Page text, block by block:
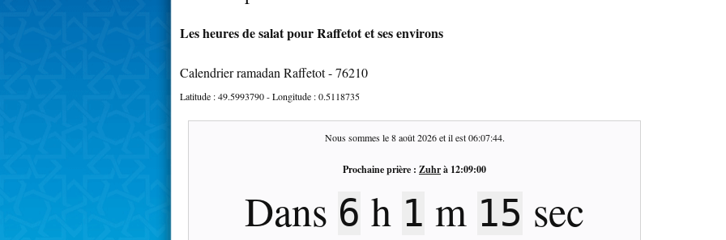
Les heures de salat pour Raffetot et ses environs
Calendrier ramadan Raffetot - 76210
Latitude :49.5993790- Longitude :0.5118735
Nous sommes le8 août 2026et il est06:07:45.
Prochaine prière : Zuhrà 12:09:00
Dans 6 h 1 m 14 sec